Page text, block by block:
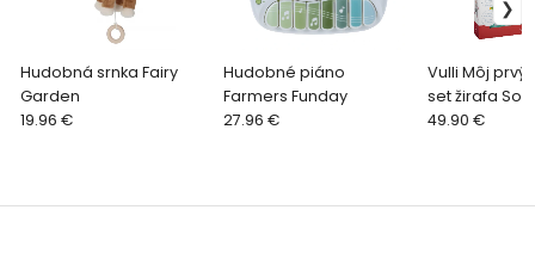
Hudobná srnka Fairy
Garden
19.96 €
Hudobné piáno
Farmers Funday
27.96 €
Vulli Môj prvý
set žirafa
49.90 €